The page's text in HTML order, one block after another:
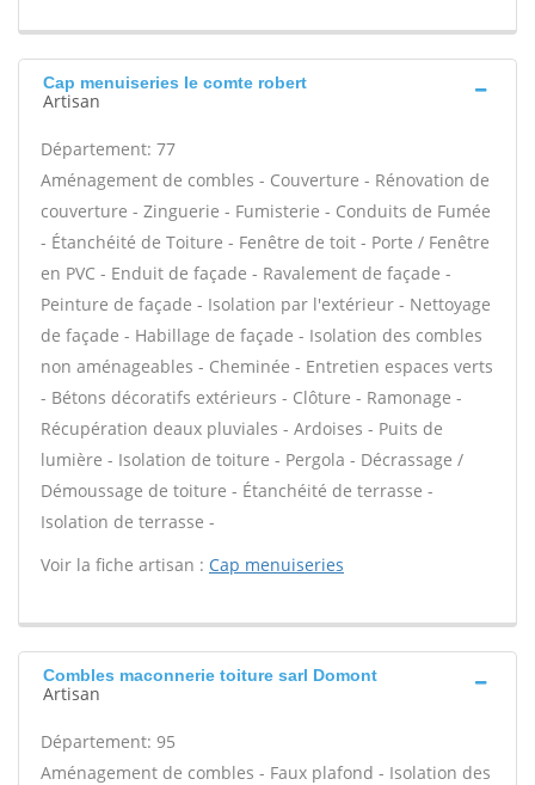
Cap menuiseries Ie comte robert
Artisan
Département: 77
Aménagement de combles - Couverture - Rénovation de
couverture - Zinguerie - Fumisterie - Conduits de Fumée
- Étanchéité de Toiture - Fenêtre de toit - Porte / Fenêtre
en PVC - Enduit de façade - Ravalement de façade -
Peinture de façade - Isolation par l'extérieur - Nettoyage
de façade - Habillage de façade - Isolation des combles
non aménageables - Cheminée - Entretien espaces verts
- Bétons décoratifs extérieurs - Clôture - Ramonage -
Récupération deaux pluviales - Ardoises - Puits de
lumière - Isolation de toiture - Pergola - Décrassage /
Démoussage de toiture - Étanchéité de terrasse -
Isolation de terrasse -
Voir la fiche artisan : Cap menuiseries
Combles maconnerie toiture sarl Domont
Artisan
Département: 95
Aménagement de combles - Faux plafond - Isolation des